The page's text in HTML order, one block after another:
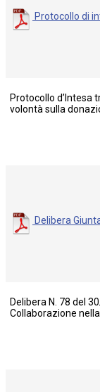
Protocollo di
Protocollo d’Intesa
volontà sulla
Delibera
Delibera N. 78 del
Collaborazione